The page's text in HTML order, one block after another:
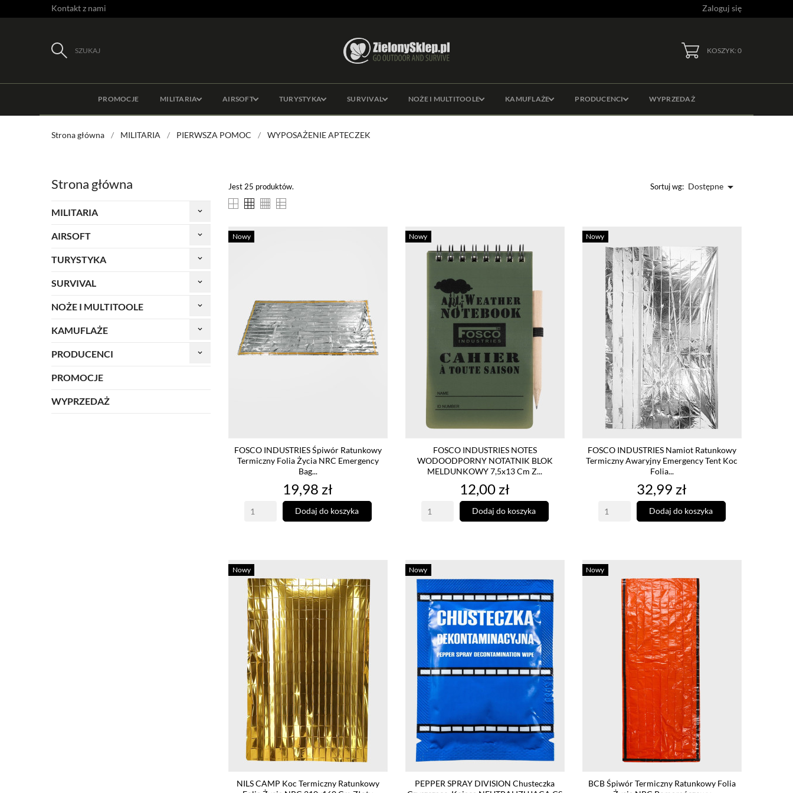
Kontakt z nami Zaloguj się
SZUKAJ KOSZYK: 0
PROMOCJE MILITARIA AIRSOFT TURYSTYKA SURVIVAL NOŻE I MULTITOOLE KAMUFLAŻE PRODUCENCI WYPRZEDAŻ
Strona główna MILITARIA PIERWSZA POMOC WYPOSAŻENIE APTECZEK
Strona główna
MILITARIA keyboard_arrow_down
AIRSOFT keyboard_arrow_down
TURYSTYKA keyboard_arrow_down
SURVIVAL keyboard_arrow_down
NOŻE I MULTITOOLE keyboard_arrow_down
KAMUFLAŻE keyboard_arrow_down
PRODUCENCI keyboard_arrow_down
PROMOCJE
WYPRZEDAŻ
Jest 25 produktów. Sortuj wg: Dostępne 
FOSCO INDUSTRIES Śpiwór Ratunkowy
Termiczny Folia Życia NRC Emergency
Bag...
Cena
19,98 zł
Dodaj do koszyka
Nowy
FOSCO INDUSTRIES NOTES
WODOODPORNY NOTATNIK BLOK
MELDUNKOWY 7,5x13 Cm Z...
Cena
12,00 zł
Dodaj do koszyka
Nowy
FOSCO INDUSTRIES Namiot Ratunkowy
Termiczny Awaryjny Emergency Tent Koc
Folia...
Cena
32,99 zł
Dodaj do koszyka
Nowy
NILS CAMP Koc Termiczny Ratunkowy
Nowy
PEPPER SPRAY DIVISION Chusteczka
Nowy
BCB Śpiwór Termiczny Ratunkowy Folia
Nowy